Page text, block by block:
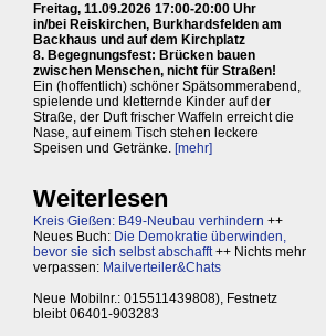
Freitag, 11.09.2026 17:00-20:00 Uhr
in/bei Reiskirchen, Burkhardsfelden am
Backhaus und auf dem Kirchplatz
8. Begegnungsfest: Brücken bauen
zwischen Menschen, nicht für Straßen!
Ein (hoffentlich) schöner Spätsommerabend,
spielende und kletternde Kinder auf der
Straße, der Duft frischer Waffeln erreicht die
Nase, auf einem Tisch stehen leckere
Speisen und Getränke. [mehr]
Weiterlesen
Kreis Gießen: B49-Neubau verhindern ++
Neues Buch: Die Demokratie überwinden,
bevor sie sich selbst abschafft++ Nichts mehr
verpassen: Mailverteiler&Chats
Neue Mobilnr.: 015511439808), Festnetz
bleibt 06401-903283